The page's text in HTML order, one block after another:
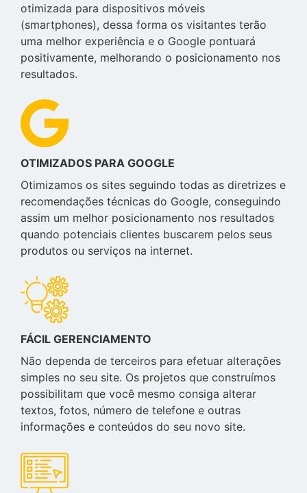
otimizada para dispositivos móveis
(smartphones), dessa forma os visitantes terão
uma melhor experiência e o Google pontuará
positivamente, melhorando o posicionamento nos
resultados.
OTIMIZADOS PARA GOOGLE
Otimizamos os sites seguindo todas as diretrizes e
recomendações técnicas do Google, conseguindo
assim um melhor posicionamento nos resultados
quando potenciais clientes buscarem pelos seus
produtos ou serviços na internet.
FÁCIL GERENCIAMENTO
Não dependa de terceiros para efetuar alterações
simples no seu site. Os projetos que construímos
possibilitam que você mesmo consiga alterar
textos, fotos, número de telefone e outras
informações e conteúdos do seu novo site.